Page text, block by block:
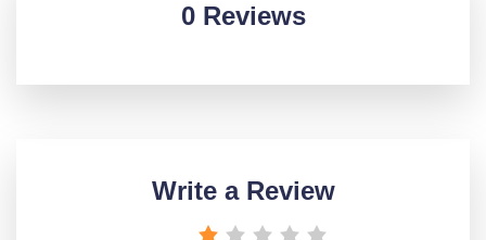
0 Reviews
Write a Review